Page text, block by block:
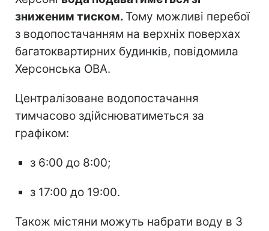
зниженим тиском. Тому можливі перебої
з водопостачанням на верхніх поверхах
багатоквартирних будинків, повідомила
Херсонська ОВА.
Централізоване водопостачання
тимчасово здійснюватиметься за
графіком:
з 6:00 до 8:00;
з 17:00 до 19:00.
Також містяни можуть набрати воду в 3